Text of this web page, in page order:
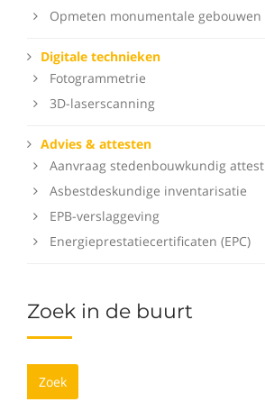
Opmeten monumentale gebouwen
Digitale technieken
Fotogrammetrie
3D-laserscanning
Advies & attesten
Aanvraag stedenbouwkundig attest
Asbestdeskundige inventarisatie
EPB-verslaggeving
Energieprestatiecertificaten (EPC)
Zoek in de buurt
Zoek